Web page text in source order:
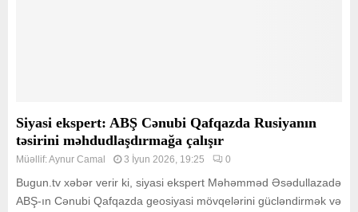
Siyasi ekspert: ABŞ Cənubi Qafqazda Rusiyanın
təsirini məhdudlaşdırmağa çalışır
Müəllif:Aynur Camal 3 İyun 2026, 19:25 0
Bugun.tv xəbər verir ki, siyasi ekspert Məhəmməd Əsədullazadə
ABŞ-ın Cənubi Qafqazda geosiyasi mövqelərini gücləndirmək və